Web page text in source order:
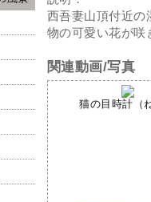
西吾妻山頂付近の
物の可愛い花が咲
関連動画/写真
猫の目時計（